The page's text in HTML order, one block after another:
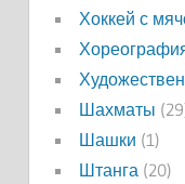
Хоккей с
Шахматы
Шашки (1)
Штанга (20)